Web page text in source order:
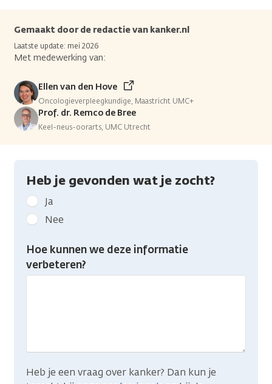
Gemaakt door de redactie van kanker.nl
Laatste update: mei 2026
Met medewerking van:
Ellen van den Hove
Oncologieverpleegkundige, Maastricht UMC+
Prof. dr. Remco de Bree
Keel-neus-oorarts, UMC Utrecht
Heb je gevonden wat je zocht?
Geef
kanker.nl
feedback:
Heb
gevonden
Ja
Nee
Hoe kunnen we deze informatie
verbeteren?
Heb je een vraag over kanker? Dan kun je